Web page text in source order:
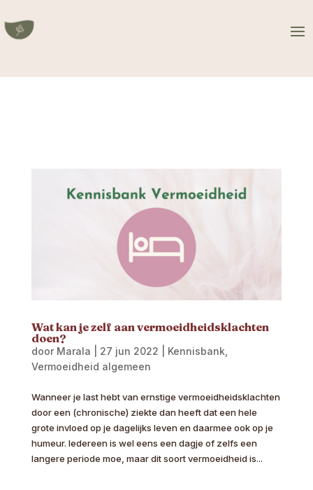
Wat kan je zelf aan vermoeidheidsklachten
doen?
door Marala 27 jun 2022 Kennisbank
Vermoeidheid algemeen
Wanneer je last hebt van ernstige vermoeidheidsklachten
door een (chronische) ziekte dan heeft dat een hele
grote invloed op je dagelijks leven en daarmee ook op je
humeur. Iedereen is wel eens een dagje of zelfs een
langere periode moe, maar dit soort vermoeidheid is...